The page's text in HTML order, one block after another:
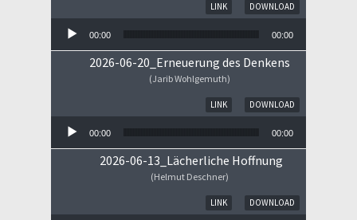
DOWNLOAD
LINK
00:00 00:00
2026-06-20_Erneuerung des Denkens
(Jarib Wohlgemuth)
DOWNLOAD
LINK
00:00 00:00
2026-06-13_Lächerliche Hoffnung
(Helmut Deschner)
DOWNLOAD
LINK